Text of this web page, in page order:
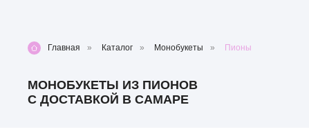
Главная » Каталог » Монобукеты » Пионы
МОНОБУКЕТЫ ИЗ ПИОНОВ
С ДОСТАВКОЙ В САМАРЕ